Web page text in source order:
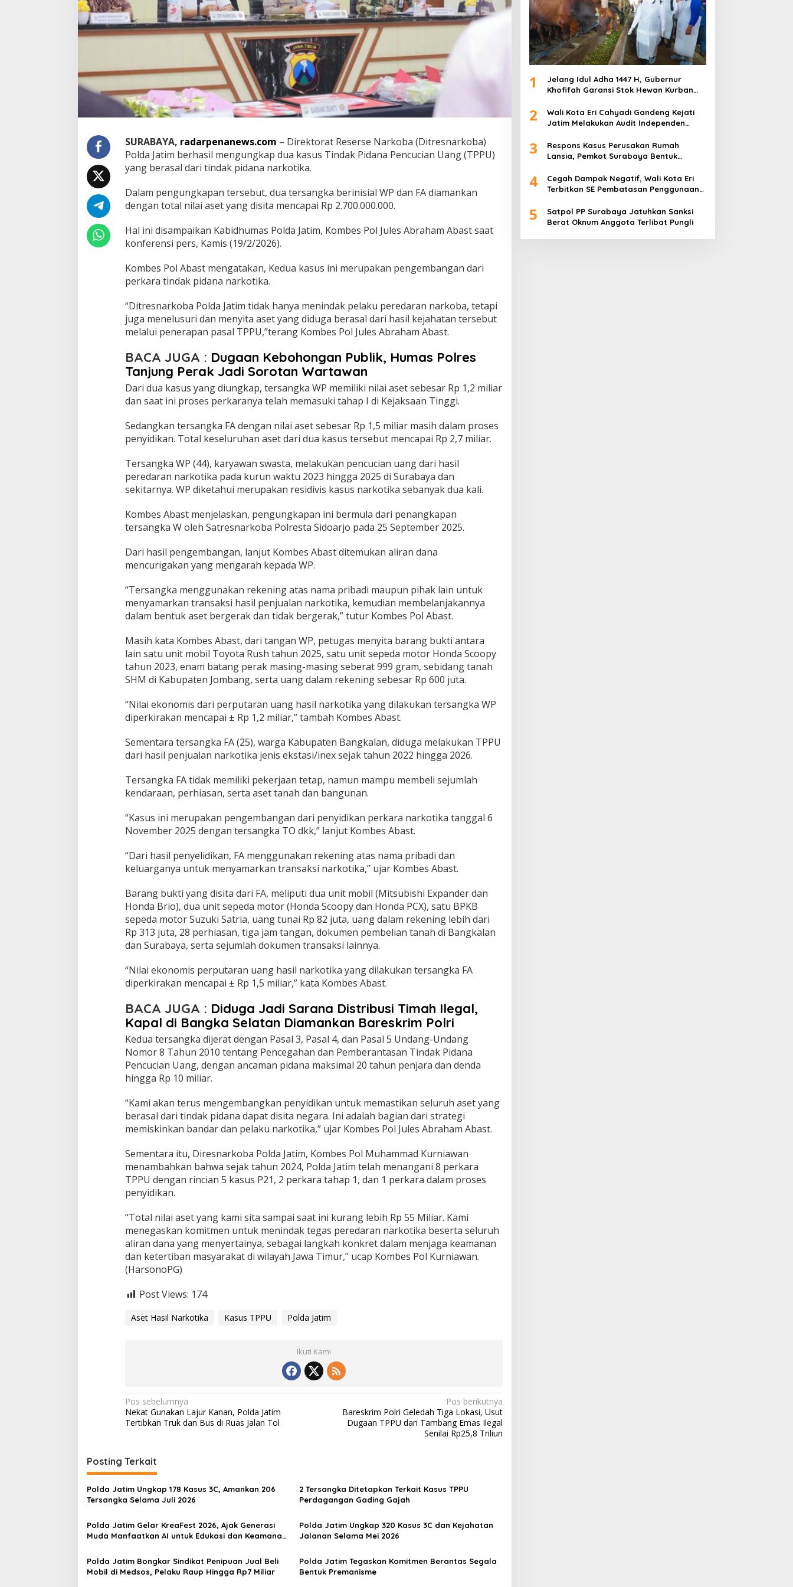
u
s
T
U
,
A
e
t
a
s
i
l
a
r
o
t
i
a
R
,
7
M
l
i
a
r
i
i
t
SURABAYA, radarpenanews.com – Direktorat Reserse Narkoba (Ditresnarkoba)
Polda Jatim berhasil mengungkap dua kasus Tindak Pidana Pencucian Uang (TPPU)
yang berasal dari tindak pidana narkotika.
Dalam pengungkapan tersebut, dua tersangka berinisial WP dan FA diamankan
dengan total nilai aset yang disita mencapai Rp 2.700.000.000.
Hal ini disampaikan Kabidhumas Polda Jatim, Kombes Pol Jules Abraham Abast saat
konferensi pers, Kamis (19/2/2026).
Kombes Pol Abast mengatakan, Kedua kasus ini merupakan pengembangan dari
perkara tindak pidana narkotika.
“Ditresnarkoba Polda Jatim tidak hanya menindak pelaku peredaran narkoba, tetapi
juga menelusuri dan menyita aset yang diduga berasal dari hasil kejahatan tersebut
melalui penerapan pasal TPPU,”terang Kombes Pol Jules Abraham Abast.
BACA JUGA : Dugaan Kebohongan Publik, Humas Polres
Tanjung Perak Jadi Sorotan Wartawan
Dari dua kasus yang diungkap, tersangka WP memiliki nilai aset sebesar Rp 1,2 miliar
dan saat ini proses perkaranya telah memasuki tahap I di Kejaksaan Tinggi.
Sedangkan tersangka FA dengan nilai aset sebesar Rp 1,5 miliar masih dalam proses
penyidikan. Total keseluruhan aset dari dua kasus tersebut mencapai Rp 2,7 miliar.
Tersangka WP (44), karyawan swasta, melakukan pencucian uang dari hasil
peredaran narkotika pada kurun waktu 2023 hingga 2025 di Surabaya dan
sekitarnya. WP diketahui merupakan residivis kasus narkotika sebanyak dua kali.
Kombes Abast menjelaskan, pengungkapan ini bermula dari penangkapan
tersangka W oleh Satresnarkoba Polresta Sidoarjo pada 25 September 2025.
Dari hasil pengembangan, lanjut Kombes Abast ditemukan aliran dana
mencurigakan yang mengarah kepada WP.
“Tersangka menggunakan rekening atas nama pribadi maupun pihak lain untuk
menyamarkan transaksi hasil penjualan narkotika, kemudian membelanjakannya
dalam bentuk aset bergerak dan tidak bergerak,” tutur Kombes Pol Abast.
Masih kata Kombes Abast, dari tangan WP, petugas menyita barang bukti antara
lain satu unit mobil Toyota Rush tahun 2025, satu unit sepeda motor Honda Scoopy
tahun 2023, enam batang perak masing-masing seberat 999 gram, sebidang tanah
SHM di Kabupaten Jombang, serta uang dalam rekening sebesar Rp 600 juta.
“Nilai ekonomis dari perputaran uang hasil narkotika yang dilakukan tersangka WP
diperkirakan mencapai ± Rp 1,2 miliar,” tambah Kombes Abast.
Sementara tersangka FA (25), warga Kabupaten Bangkalan, diduga melakukan TPPU
dari hasil penjualan narkotika jenis ekstasi/inex sejak tahun 2022 hingga 2026.
Tersangka FA tidak memiliki pekerjaan tetap, namun mampu membeli sejumlah
kendaraan, perhiasan, serta aset tanah dan bangunan.
“Kasus ini merupakan pengembangan dari penyidikan perkara narkotika tanggal 6
November 2025 dengan tersangka TO dkk,” lanjut Kombes Abast.
“Dari hasil penyelidikan, FA menggunakan rekening atas nama pribadi dan
keluarganya untuk menyamarkan transaksi narkotika,” ujar Kombes Abast.
Barang bukti yang disita dari FA, meliputi dua unit mobil (Mitsubishi Expander dan
Honda Brio), dua unit sepeda motor (Honda Scoopy dan Honda PCX), satu BPKB
sepeda motor Suzuki Satria, uang tunai Rp 82 juta, uang dalam rekening lebih dari
Rp 313 juta, 28 perhiasan, tiga jam tangan, dokumen pembelian tanah di Bangkalan
dan Surabaya, serta sejumlah dokumen transaksi lainnya.
“Nilai ekonomis perputaran uang hasil narkotika yang dilakukan tersangka FA
diperkirakan mencapai ± Rp 1,5 miliar,” kata Kombes Abast.
BACA JUGA : Diduga Jadi Sarana Distribusi Timah Ilegal,
Kapal di Bangka Selatan Diamankan Bareskrim Polri
Kedua tersangka dijerat dengan Pasal 3, Pasal 4, dan Pasal 5 Undang-Undang
Nomor 8 Tahun 2010 tentang Pencegahan dan Pemberantasan Tindak Pidana
Pencucian Uang, dengan ancaman pidana maksimal 20 tahun penjara dan denda
hingga Rp 10 miliar.
“Kami akan terus mengembangkan penyidikan untuk memastikan seluruh aset yang
berasal dari tindak pidana dapat disita negara. Ini adalah bagian dari strategi
memiskinkan bandar dan pelaku narkotika,” ujar Kombes Pol Jules Abraham Abast.
Sementara itu, Diresnarkoba Polda Jatim, Kombes Pol Muhammad Kurniawan
menambahkan bahwa sejak tahun 2024, Polda Jatim telah menangani 8 perkara
TPPU dengan rincian 5 kasus P21, 2 perkara tahap 1, dan 1 perkara dalam proses
penyidikan.
“Total nilai aset yang kami sita sampai saat ini kurang lebih Rp 55 Miliar. Kami
menegaskan komitmen untuk menindak tegas peredaran narkotika beserta seluruh
aliran dana yang menyertainya, sebagai langkah konkret dalam menjaga keamanan
dan ketertiban masyarakat di wilayah Jawa Timur,” ucap Kombes Pol Kurniawan.
(HarsonoPG)
Post Views: 174
Aset Hasil Narkotika Kasus TPPU Polda Jatim
Ikuti Kami
N
a
i
g
a
s
i
p
s
Pos sebelumnya
Nekat Gunakan Lajur Kanan, Polda Jatim
Tertibkan Truk dan Bus di Ruas Jalan Tol
Pos berikutnya
Bareskrim Polri Geledah Tiga Lokasi, Usut
Dugaan TPPU dari Tambang Emas Ilegal
Senilai Rp25,8 Triliun
Posting Terkait
Polda Jatim Ungkap 178 Kasus 3C, Amankan 206
Tersangka Selama Juli 2026
2 Tersangka Ditetapkan Terkait Kasus TPPU
Perdagangan Gading Gajah
Polda Jatim Gelar KreaFest 2026, Ajak Generasi
Muda Manfaatkan AI untuk Edukasi dan Keamanan
Polda Jatim Ungkap 320 Kasus 3C dan Kejahatan
Jalanan Selama Mei 2026
Polda Jatim Bongkar Sindikat Penipuan Jual Beli
Mobil di Medsos, Pelaku Raup Hingga Rp7 Miliar
Polda Jatim Tegaskan Komitmen Berantas Segala
Bentuk Premanisme
1
Jelang Idul Adha 1447 H, Gubernur
Khofifah Garansi Stok Hewan Kurban
2
Wali Kota Eri Cahyadi Gandeng Kejati
Jatim Melakukan Audit Independen
3
Respons Kasus Perusakan Rumah
Lansia, Pemkot Surabaya Bentuk
4
Cegah Dampak Negatif, Wali Kota Eri
Terbitkan SE Pembatasan Penggunaan
5
Satpol PP Surabaya Jatuhkan Sanksi
Berat Oknum Anggota Terlibat Pungli